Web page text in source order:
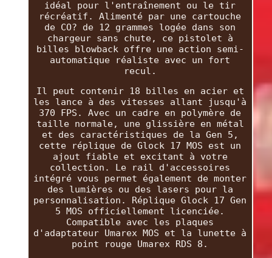
idéal pour l'entraînement ou le tir
récréatif. Alimenté par une cartouche
de CO? de 12 grammes logée dans son
chargeur sans chute, ce pistolet à
billes blowback offre une action semi-
automatique réaliste avec un fort
recul.
Il peut contenir 18 billes en acier et
les lance à des vitesses allant jusqu'à
370 FPS. Avec un cadre en polymère de
taille normale, une glissière en métal
et des caractéristiques de la Gen 5,
cette réplique de Glock 17 MOS est un
ajout fiable et excitant à votre
collection. Le rail d'accessoires
intégré vous permet également de monter
des lumières ou des lasers pour la
personnalisation. Réplique Glock 17 Gen
5 MOS officiellement licenciée.
Compatible avec les plaques
d'adaptateur Umarex MOS et la lunette à
point rouge Umarex RDS 8.